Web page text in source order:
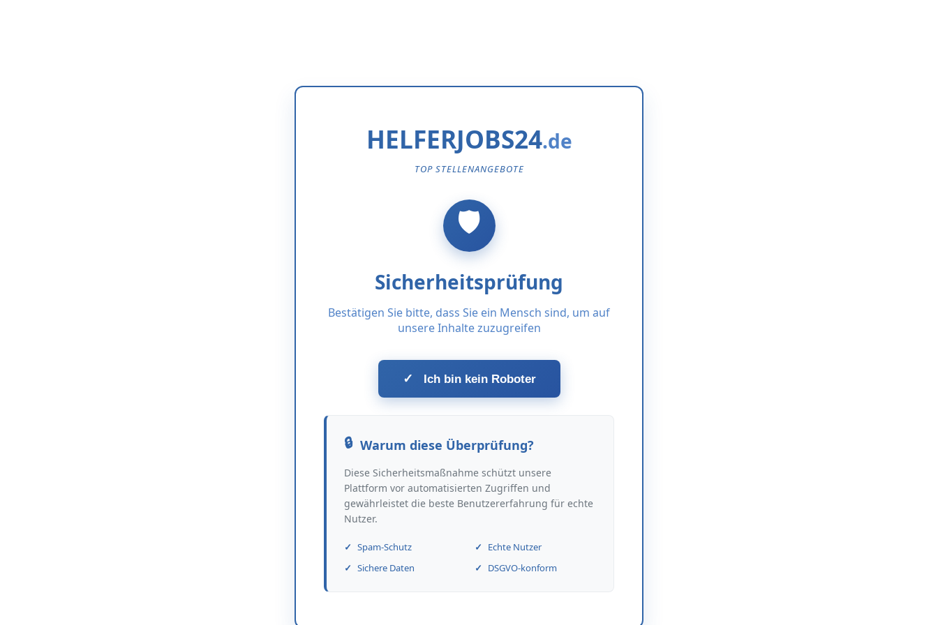
HELFERJOBS24
TOP STELLENANGEBOTE
Sicherheitsprüfung
Bestätigen Sie bitte, dass Sie ein Mensch sind, um auf
unsere Inhalte zuzugreifen
✓ Ich bin kein Roboter
Warum diese Überprüfung?
Diese Sicherheitsmaßnahme schützt unsere
Plattform vor automatisierten Zugriffen und
gewährleistet die beste Benutzererfahrung für echte
Nutzer.
Spam-Schutz
Echte Nutzer
Sichere Daten
DSGVO-konform